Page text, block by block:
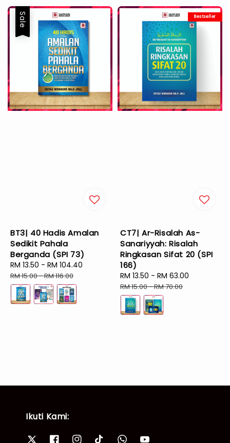
Sale
BT3| 40 Hadis Amalan
Sedikit Pahala
Berganda (SPI 73)
Sale
price
RM 13.50 - RM 104.40
RM 15.00-RM 116.00
Bestseller
CT7| Ar-Risalah As-
Sanariyyah: Risalah
Ringkasan Sifat 20 (SPI
166)
Sale
price
RM 13.50 - RM 63.00
RM 15.00-RM 70.00
Ikuti Kami: